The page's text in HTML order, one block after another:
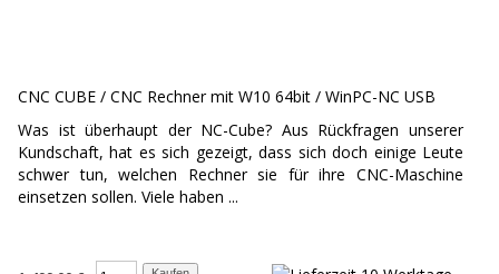
CNC CUBE / CNC Rechner mit W10 64bit / WinPC-NC USB
Was ist überhaupt der NC-Cube? Aus Rückfragen unserer
Kundschaft, hat es sich gezeigt, dass sich doch einige Leute
schwer tun, welchen Rechner sie für ihre CNC-Maschine
einsetzen sollen. Viele haben ...